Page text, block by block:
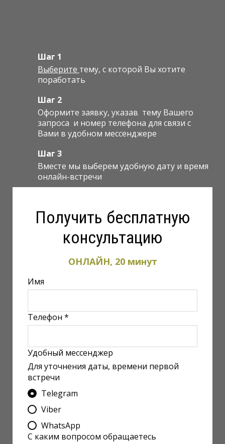
Шаг 1
Выберите тему, с которой Вы хотите
поработать
Шаг 2
Оформите заявку, указав тему Вашего
запроса и номер телефона для связи с
Вами в удобном мессенджере
Шаг 3
Вместе мы выберем удобную дату и время
онлайн-встречи
Получить бесплатную
консультацию
ОНЛАЙН, 20 минут
Имя
Телефон *
Удобный мессенджер
Для уточнения даты, времени первой
встречи
Telegram
Viber
WhatsApp
С каким вопросом обращаетесь